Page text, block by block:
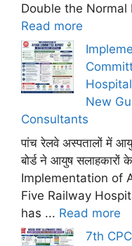
Double the
Read more
New
Consultants
पांच रेलवे अस्पतालों में
बोर्ड ने आयुष सलाहकारों
Implementation of
Five Railway
has ... Read more
7th